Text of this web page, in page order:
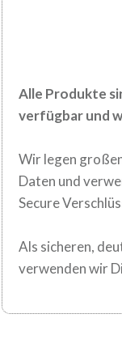
Alle Produkte
verfügbar und
Wir legen
Daten und
Secure
Als sicheren,
verwenden wir